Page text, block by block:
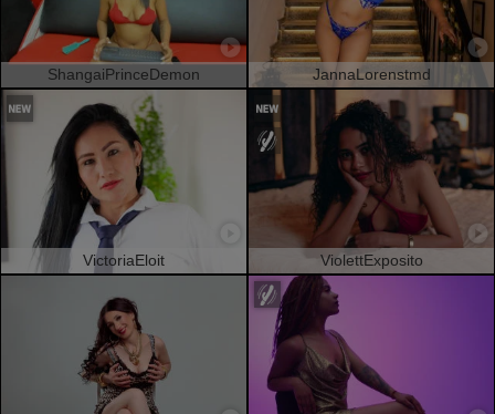
ShangaiPrinceDemon JannaLorenstmd
VictoriaEloit ViolettExposito